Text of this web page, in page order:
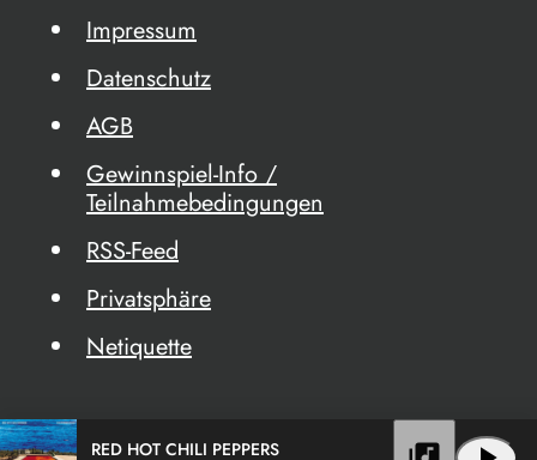
Impressum
Datenschutz
AGB
Gewinnspiel-Info /
Teilnahmebedingungen
RSS-Feed
Privatsphäre
Netiquette
RED HOT CHILI PEPPERS